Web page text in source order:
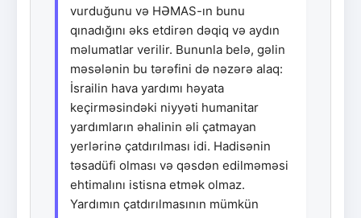
vurduğunu və HƏMAS-ın bunu
qınadığını əks etdirən dəqiq və aydın
məlumatlar verilir. Bununla belə, gəlin
məsələnin bu tərəfini də nəzərə alaq:
İsrailin hava yardımı həyata
keçirməsindəki niyyəti humanitar
yardımların əhalinin əli çatmayan
yerlərinə çatdırılması idi. Hadisənin
təsadüfi olması və qəsdən edilməməsi
ehtimalını istisna etmək olmaz.
Yardımın çatdırılmasının mümkün